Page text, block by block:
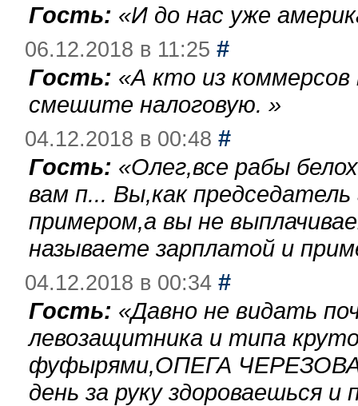
Гость: «И до нас уже
06.12.2018 в 11:25 #
Гость: «А кто из
смешите налоговую. »
04.12.2018 в 00:48 #
Гость: «Олег,все рабы
вам п... Вы,как
примером,а вы не
называете зарплатой и
04.12.2018 в 00:34 #
Гость: «Давно не видать
левозащитника и типа
фуфырями,ОПЕГА
день за руку здороваешься